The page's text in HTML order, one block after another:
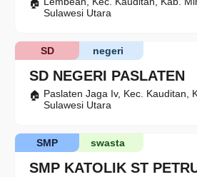
Sulawesi Utara
SD NEGERI PASLATEN
negeri
SD
Paslaten Jaga Iv, Kec. Kauditan,
Sulawesi Utara
SMP KATOLIK ST
swasta
SMP